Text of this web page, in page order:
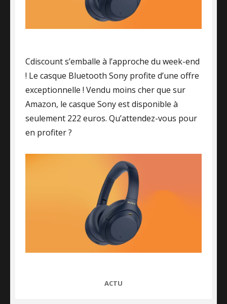
Cdiscount s’emballe à l’approche du week-end
! Le casque Bluetooth Sony profite d’une offre
exceptionnelle ! Vendu moins cher que sur
Amazon, le casque Sony est disponible à
seulement 222 euros. Qu’attendez-vous pour
en profiter ?
CATEGORIES
ACTU